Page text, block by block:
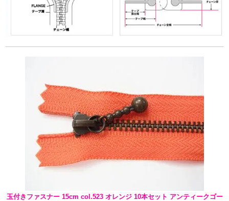
玉付きファスナー 15cm col.523 オレンジ 10本セット アンティークゴー